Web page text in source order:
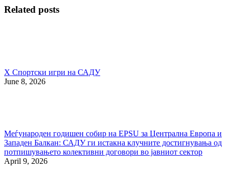
Related posts
X Спортски игри на САДУ
June 8, 2026
Меѓународен годишен собир на EPSU за Централна Европа и
Западен Балкан: САДУ ги истакна клучните достигнувања од
потпишувањето колективни договори во јавниот сектор
April 9, 2026